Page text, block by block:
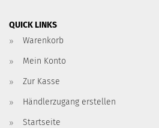
QUICK LINKS
Warenkorb
Mein Konto
Zur Kasse
Händlerzugang erstellen
Startseite